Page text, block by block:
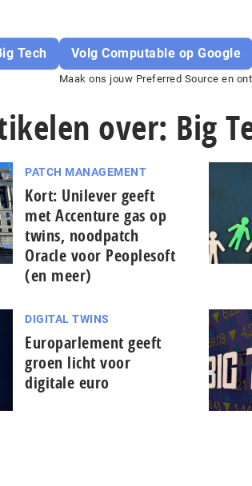
Tech Volg Computable op Google
Maak ons jouw Preferred Source en
over: Big
PATCH MANAGEMENT
Kort: Unilever geeft
met Accenture gas op
twins, noodpatch
Oracle voor Peoplesoft
(en meer)
DIGITAL TWINS
Europarlement geeft
groen licht voor
digitale euro